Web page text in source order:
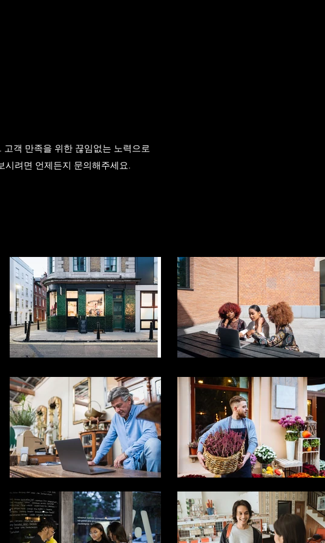
객 만족을 위한 끊임없는 노력으로
시려면 언제든지 문의해주세요.